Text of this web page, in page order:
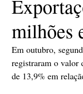
milhões
Em outubro,
registraram o valor
de 13,9% em